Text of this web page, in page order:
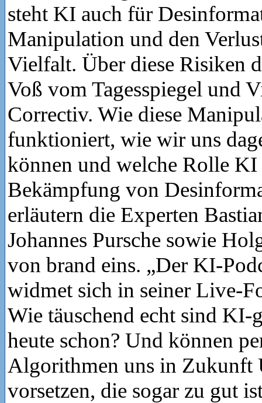
steht KI auch für
Manipulation und den
Vielfalt. Über diese Risiken
Voß vom Tagesspiegel und
Correctiv. Wie diese
funktioniert, wie wir uns
können und welche Rolle KI
Bekämpfung von
erläutern die Experten
Johannes Pursche sowie
von brand eins. „Der KI-
widmet sich in seiner Live-
Wie täuschend echt sind KI-
heute schon? Und können
Algorithmen uns in Zukunft
vorsetzen, die sogar zu gut